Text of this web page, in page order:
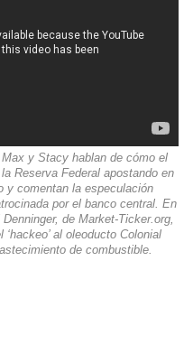
Max y Stacy hablan de cómo el
Reserva Federal apostando en
y comentan la especulación
por el banco central. En
de Market-Ticker.org,
al oleoducto Colonial
de combustible.